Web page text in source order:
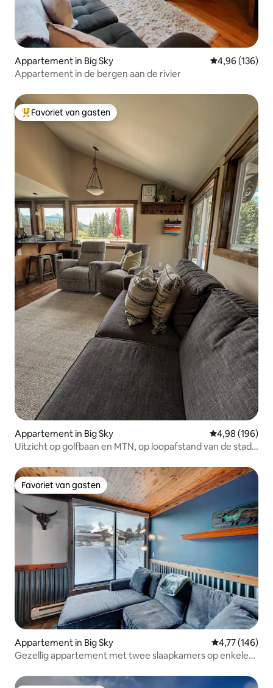
Appartement in Big Sky Gemiddelde
4,96 (136)
Appartement in de bergen aan de rivier
Topfavoriet van gasten
Favoriet van gasten
Appartement in Big Sky Gemiddelde
4,98 (196)
Uitzicht op golfbaan en MTN, op loopafstand van de stad,
Favoriet van gasten
Favoriet van gasten
Appartement in Big Sky Gemiddelde
4,77 (146)
Gezellig appartement met twee slaapkamers op enkele